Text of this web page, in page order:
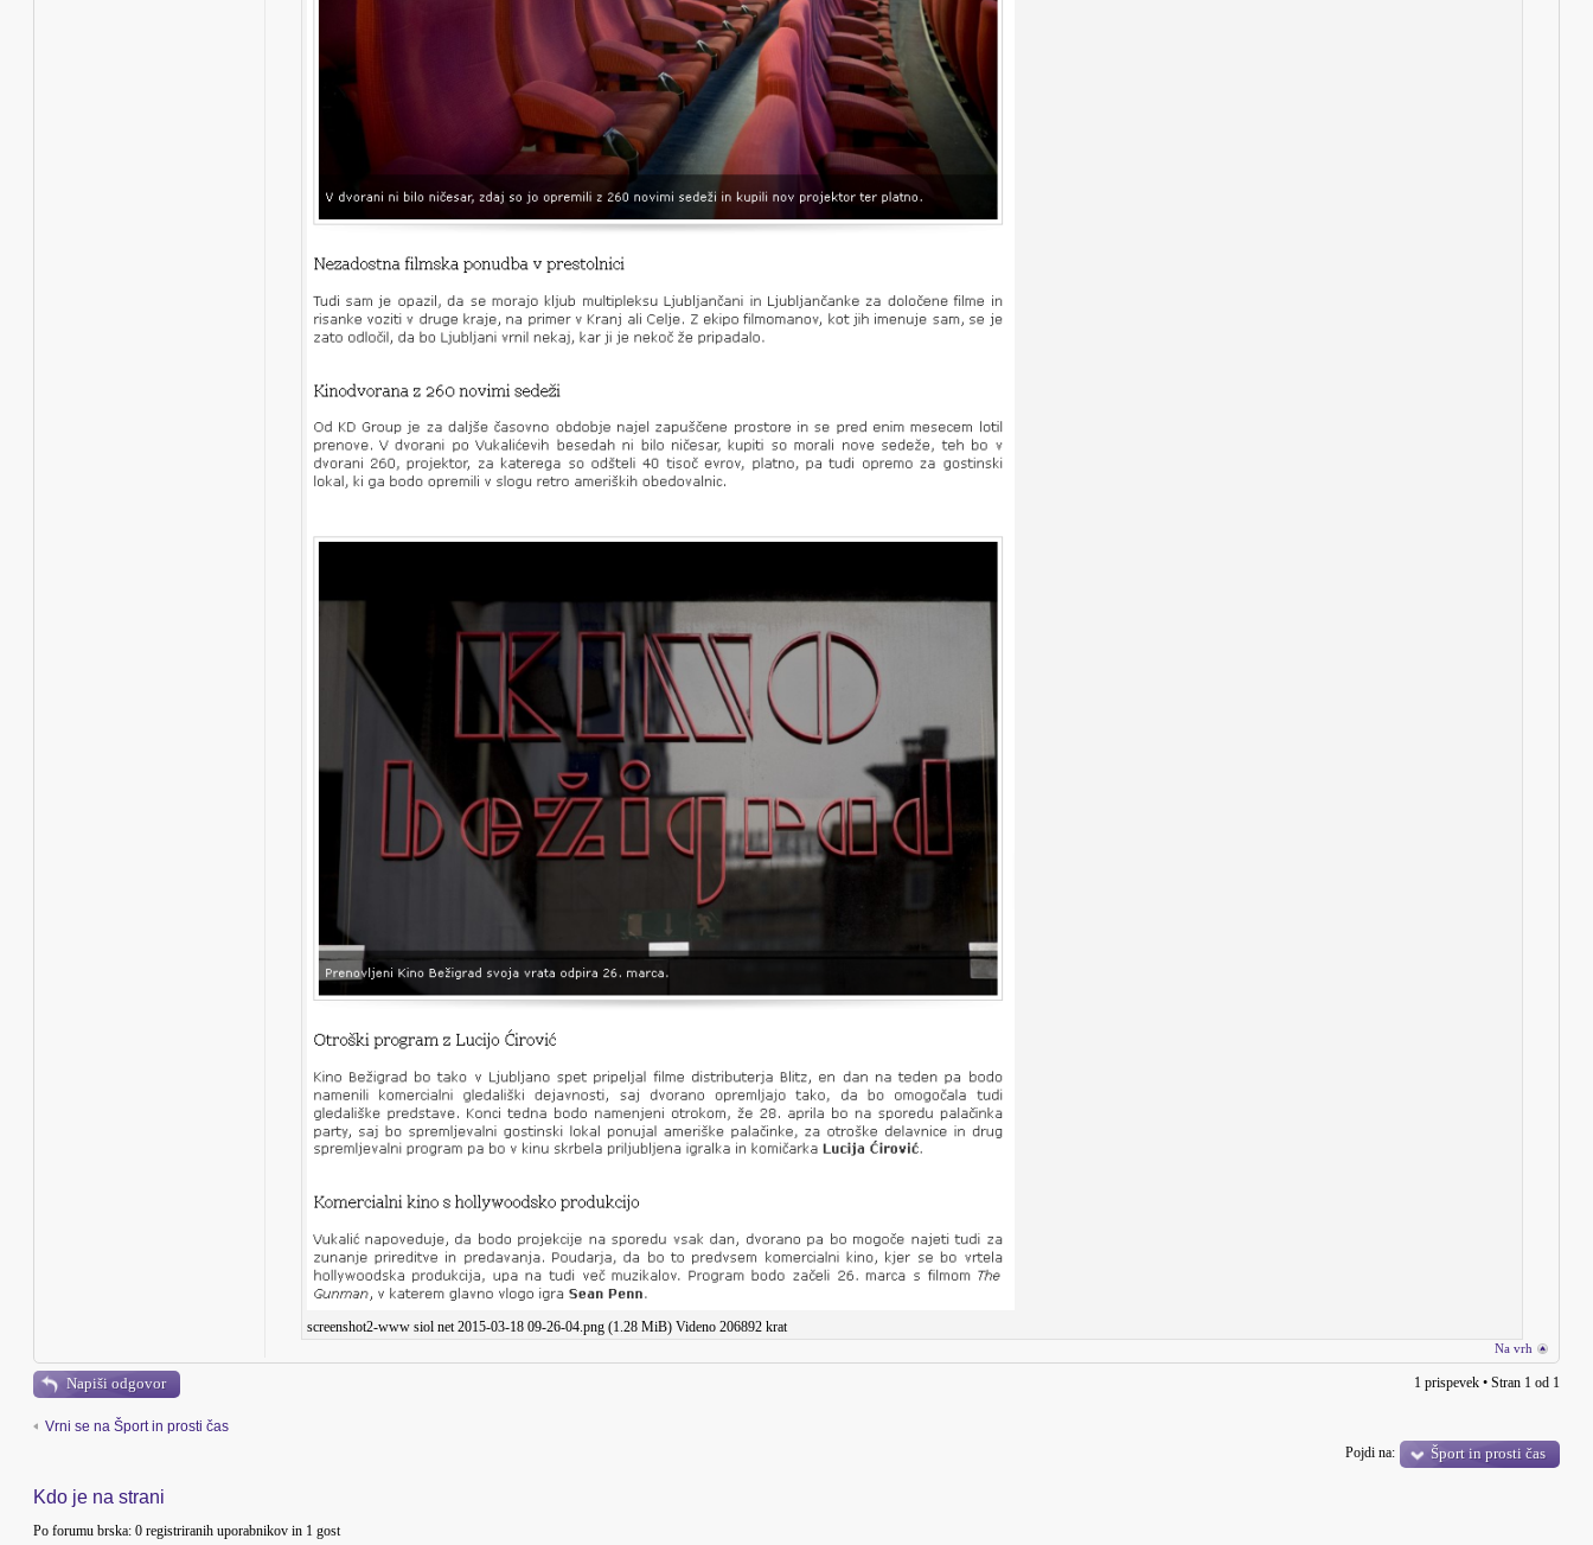
screenshot2-www siol net 2015-03-18 09-26-04.png (1.28 MiB) Videno 206892 krat
Na vrh
Napiši odgovor 1 prispevek • Stran 1 od 1
Vrni se na Šport in prosti čas
Pojdi na:
Šport in prosti čas
Kdo je na strani
Po forumu brska: 0 registriranih uporabnikov in 1 gost